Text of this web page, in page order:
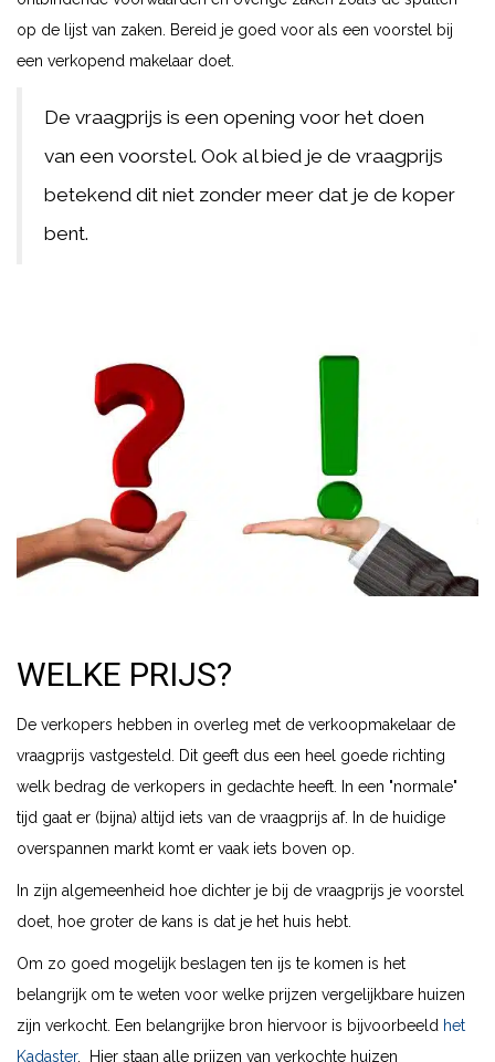
op de lijst van zaken. Bereid je goed voor als een voorstel bij
een verkopend makelaar doet.
De vraagprijs is een opening voor het doen
van een voorstel. Ook al bied je de vraagprijs
betekend dit niet zonder meer dat je de koper
bent.
WELKE PRIJS?
De verkopers hebben in overleg met de verkoopmakelaar de
vraagprijs vastgesteld. Dit geeft dus een heel goede richting
welk bedrag de verkopers in gedachte heeft. In een "normale"
tijd gaat er (bijna) altijd iets van de vraagprijs af. In de huidige
overspannen markt komt er vaak iets boven op.
In zijn algemeenheid hoe dichter je bij de vraagprijs je voorstel
doet, hoe groter de kans is dat je het huis hebt.
Om zo goed mogelijk beslagen ten ijs te komen is het
belangrijk om te weten voor welke prijzen vergelijkbare huizen
zijn verkocht. Een belangrijke bron hiervoor is bijvoorbeeld het
Kadaster. Hier staan alle prijzen van verkochte huizen